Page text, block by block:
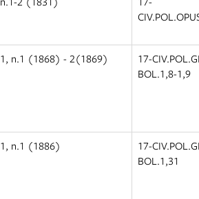
1, n.1 (1868) - 2(1869)
17-
BOL.1,8-1,9
1, n.1 (1886)
17-
BOL.1,31